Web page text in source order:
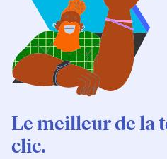
Le meilleur de la
clic.